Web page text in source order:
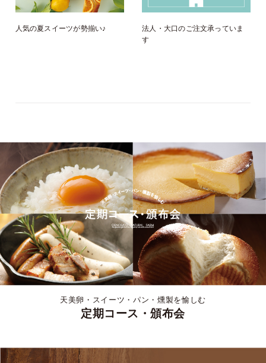
人気の夏スイーツが勢揃い♪
法人・大口のご注文承っていま
す
天美卵・スイーツ・パン・燻製を愉しむ
定期コース・頒布会